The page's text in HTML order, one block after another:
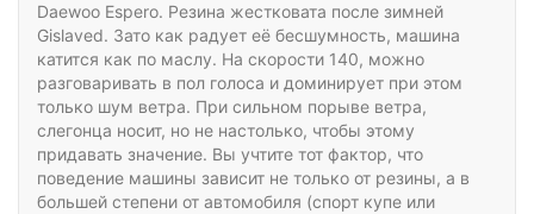
Daewoo Espero. Резина жестковата после зимней
Gislaved. Зато как радует её бесшумность, машина
катится как по маслу. На скорости 140, можно
разговаривать в пол голоса и доминирует при этом
только шум ветра. При сильном порыве ветра,
слегонца носит, но не настолько, чтобы этому
придавать значение. Вы учтите тот фактор, что
поведение машины зависит не только от резины, а в
большей степени от автомобиля (спорт купе или